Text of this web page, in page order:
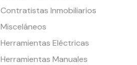
Contratistas Inmobiliarios
Misceláneos
Herramientas Eléctricas
Herramientas Manuales